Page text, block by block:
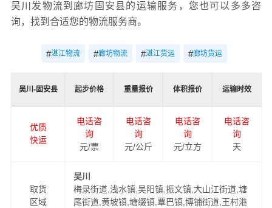
吴川发物流到廊坊固安县的运输服务，您也可以多多咨
询，找到合适您的物流服务商。
#湛江物流 #廊坊物流 #湛江货运 #廊坊货运
吴川-固安县 起步价格 重量报价 体积报价 运输时效
优质
快运
电话咨
询
元/票
电话咨
询
元/公斤
电话咨
询
元/立方
电话咨
询
天
取货
区域
吴川
梅录街道,浅水镇,吴阳镇,振文镇,大山江街道,塘
尾街道,黄坡镇,塘缀镇,覃巴镇,博铺街道,王村港